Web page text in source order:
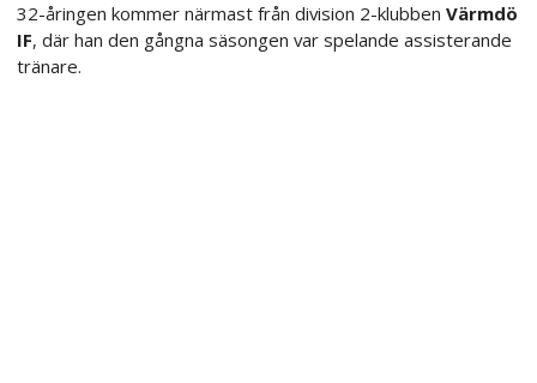
32-åringen kommer närmast från division 2-klubben Värmdö
IF, där han den gångna säsongen var spelande assisterande
tränare.